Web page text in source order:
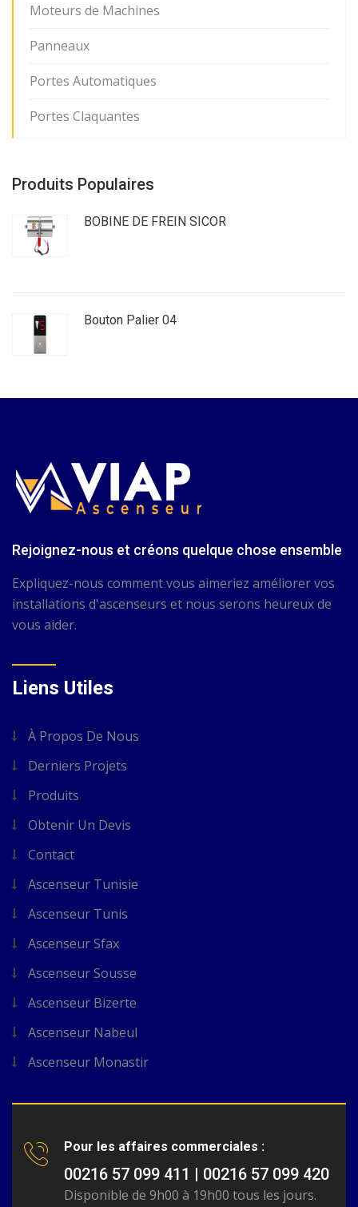
Moteurs de Machines
Panneaux
Portes Automatiques
Portes Claquantes
Produits Populaires
BOBINE DE FREIN SICOR
Bouton Palier 04
Rejoignez-nous et créons quelque chose ensemble
Expliquez-nous comment vous aimeriez améliorer vos
installations d'ascenseurs et nous serons heureux de
vous aider.
Liens Utiles
À Propos De Nous
Derniers Projets
Produits
Obtenir Un Devis
Contact
Ascenseur Tunisie
Ascenseur Tunis
Ascenseur Sfax
Ascenseur Sousse
Ascenseur Bizerte
Ascenseur Nabeul
Ascenseur Monastir
Pour les affaires commerciales :
00216 57 099 411 | 00216 57 099 420
Disponible de 9h00 à 19h00 tous les jours.